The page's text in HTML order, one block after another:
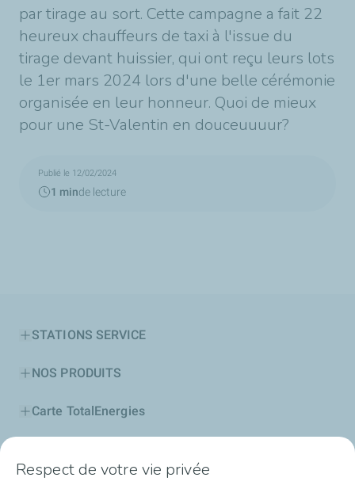
par tirage au sort. Cette campagne a fait 22
heureux chauffeurs de taxi à l'issue du
tirage devant huissier, qui ont reçu leurs lots
le 1er mars 2024 lors d'une belle cérémonie
organisée en leur honneur. Quoi de mieux
pour une St-Valentin en douceuuuur?
Publié le 12/02/2024
1 minde lecture
STATIONS SERVICE
NOS PRODUITS
Carte TotalEnergies
Respect de votre vie privée